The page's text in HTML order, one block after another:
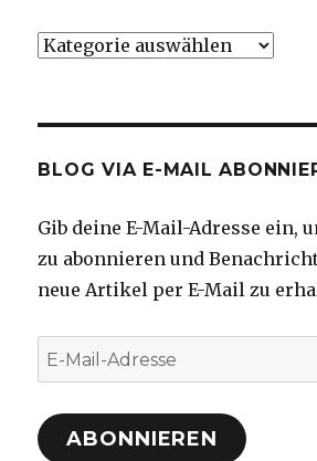
Kategorien
BLOG VIA E-MAIL
Gib deine E-Mail-Adresse ein,
zu abonnieren und
neue Artikel per E-Mail zu
E-
Mail-
Adresse
ABONNIEREN